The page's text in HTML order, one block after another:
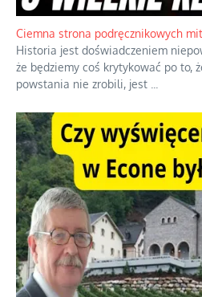
Ciemna strona podręcznikowych
Historia jest doświadczeniem
że będziemy coś krytykować po to,
powstania nie zrobili, jest